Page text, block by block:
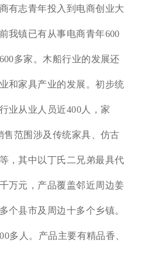
有志青年投入到电商创业大
我镇已有从事电商青年600
多家。木船行业的发展还
和家具产业的发展。初步统
业从业人员近400人，家
售范围涉及传统家具、仿古
，其中以丁氏二兄弟最具代
万元，产品覆盖邻近周边姜
个县市及周边十多个乡镇。
多人。产品主要有精品香、